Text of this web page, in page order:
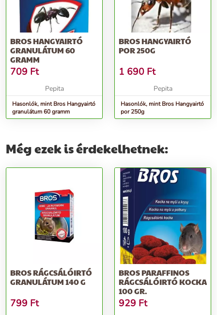
BROS HANGYAIRTÓ
GRANULÁTUM 60
GRAMM
709 Ft
Pepita
Hasonlók, mint Bros Hangyairtó
granulátum 60 gramm
BROS HANGYAIRTÓ
POR 250G
1 690 Ft
Pepita
Hasonlók, mint Bros Hangyairtó
por 250g
Még ezek is érdekelhetnek:
BROS RÁGCSÁLÓIRTÓ
GRANULÁTUM 140 G
799 Ft
BROS PARAFFINOS
RÁGCSÁLÓIRTÓ KOCKA
100 GR.
929 Ft